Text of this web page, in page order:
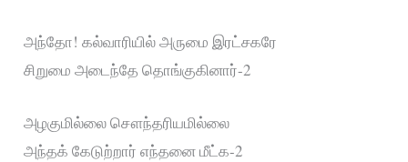
அந்தோ! கல்வாரியில் அருமை இரட்சகரே
சிறுமை அடைந்தே தொங்குகினார்-2
அழகுமில்லை சௌந்தரியமில்லை
அந்தக் கேடுற்றார் எந்தனை மீட்க-2